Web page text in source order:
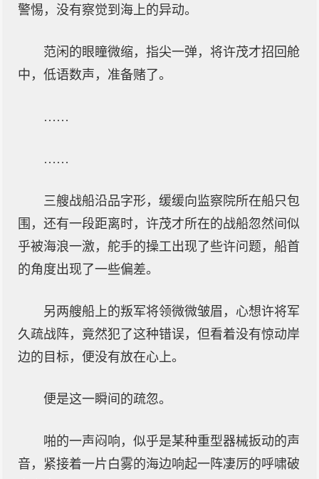
警惕，没有察觉到海上的异动。
范闲的眼瞳微缩，指尖一弹，将许茂才招回舱
中，低语数声，准备赌了。
……
……
三艘战船沿品字形，缓缓向监察院所在船只包
围，还有一段距离时，许茂才所在的战船忽然间似
乎被海浪一激，舵手的操工出现了些许问题，船首
的角度出现了一些偏差。
另两艘船上的叛军将领微微皱眉，心想许将军
久疏战阵，竟然犯了这种错误，但看着没有惊动岸
边的目标，便没有放在心上。
便是这一瞬间的疏忽。
啪的一声闷响，似乎是某种重型器械扳动的声
音，紧接着一片白雾的海边响起一阵凄厉的呼啸破